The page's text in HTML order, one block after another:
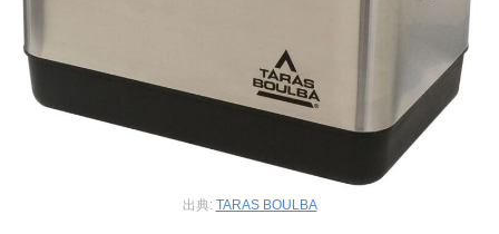
出典: TARAS BOULBA